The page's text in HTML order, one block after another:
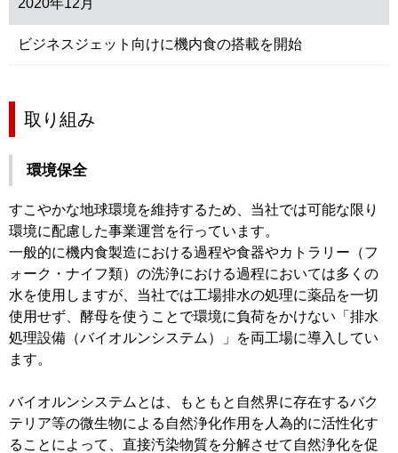
ビジネスジェット向けに機内食の搭載を開始
取り組み
環境保全
すこやかな地球環境を維持するため、当社では可能な限り
環境に配慮した事業運営を行っています。
一般的に機内食製造における過程や食器やカトラリー（フ
ォーク・ナイフ類）の洗浄における過程においては多くの
水を使用しますが、当社では工場排水の処理に薬品を一切
使用せず、酵母を使うことで環境に負荷をかけない「排水
処理設備（バイオルンシステム）」を両工場に導入してい
ます。
バイオルンシステムとは、もともと自然界に存在するバク
テリア等の微生物による自然浄化作用を人為的に活性化す
ることによって、直接汚染物質を分解させて自然浄化を促